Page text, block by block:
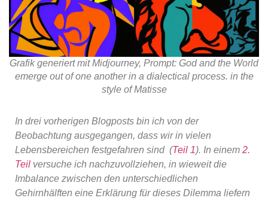
Grafik generiert mit Midjourney, Prompt: God and the World
emerge out of one another in a dialectical process. in the
style of Matisse
In drei vorherigen Blogposts bin ich von der
Beobachtung ausgegangen, dass wir in vielen
Lebensbereichen festgefahren sind (Teil 1). In einem 2.
Teil versuche ich nachzuvollziehen, in wieweit die
Imbalance zwischen den unterschiedlichen
Gehirnhälften eine Erklärung für dieses Dilemma liefern